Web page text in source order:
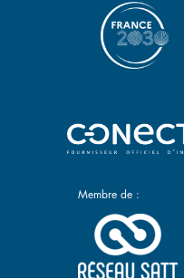
Membre de :